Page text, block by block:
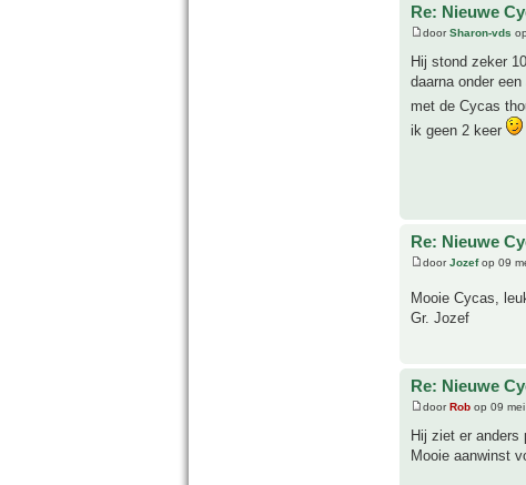
Re: Nieuwe
doorSharon-vds
Hij stond zeker
daarna onder
met de Cycas
ik geen 2 keer
Re: Nieuwe
doorJozefop 09
Mooie Cycas,
Gr. Jozef
Re: Nieuwe
door Rob op 09
Hij ziet er anders
Mooie aanwinst